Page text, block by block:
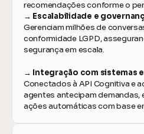
recomendações conforme o
→ Escalabilidade e
Gerenciam milhões de
conformidade LGPD,
segurança em escala.
→ Integração com sistemas
Conectados à API Cognitiva e
agentes antecipam demandas,
ações automáticas com base